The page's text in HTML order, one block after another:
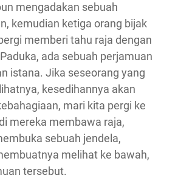
mengadakan sebuah
kemudian ketiga orang bijak
memberi tahu raja dengan
ada sebuah perjamuan
istana. Jika seseorang yang
kesedihannya akan
mari kita pergi ke
mereka membawa raja,
sebuah jendela,
melihat ke bawah,
tersebut.